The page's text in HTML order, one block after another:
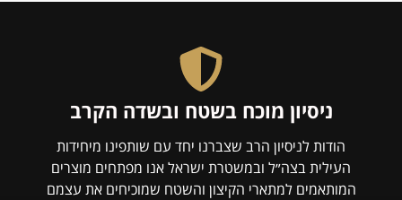
ניסיון מוכח בשטח ובשדה הקרב
הודות לניסיון הרב שצברנו יחד עם שותפינו מיחידות
העילית בצה״ל ובמשטרת ישראל אנו מפתחים מוצרים
המותאמים למתארי הקיצון והשטח שמוכיחים את עצמם